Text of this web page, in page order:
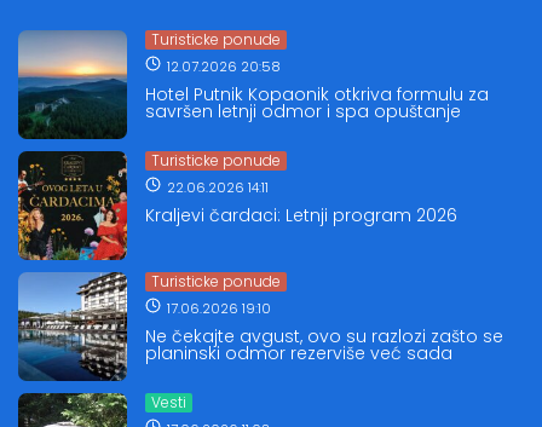
Turisticke ponude
12.07.2026 20:58
Hotel Putnik Kopaonik otkriva formulu za
savršen letnji odmor i spa opuštanje
Turisticke ponude
22.06.2026 14:11
Kraljevi čardaci: Letnji program 2026
Turisticke ponude
17.06.2026 19:10
Ne čekajte avgust, ovo su razlozi zašto se
planinski odmor rezerviše već sada
Vesti